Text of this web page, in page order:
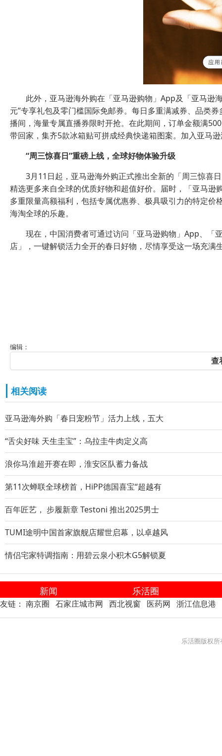
此外，亚马逊海外购在「亚马逊购物」App及「亚马逊
元”专享礼包及零门槛国际免邮券。每日多重满减券、品类
播间，海量专属直播券限时开抢。在此期间，订单金额满
带回家，集齐5款冰箱贴可拼成经典快递箱图案。加入亚马
“周三惊喜日”重磅上线， 全球好物体验升级
3月11日起，亚马逊海外购正式推出全新的「周三惊喜
精选更多来自全球的优质好物和超值好价。届时，「亚马
多重限量高额福利，包括专属优惠券、极具吸引力的特定
海淘全球的乐趣。
现在，中国消费者可通过访问「亚马逊购物」App、「
店」，一键解锁活力全开的春日好物，尽情享受这一场充满
编辑：
查
相关阅读
亚马逊海外购「春日宠粉节」活力上线，五大
“舌尖好味 天生圭宝”：乌拉圭牛肉定义高
浪你马淮超开赛在即，淮安区队蓄力备战
第11次蝉联全球榜首，HiPP德国喜宝“超越有
百年匠艺， 步履新章 Testoni 推出2025男士
TUMI途明中国首家旗舰店耀世启幕，以卓越风
情侣宅家特调指南：用碧云泉小积木G5解锁夏
新闻 乐活圈
友链： 南京圈 石家庄城市网 西北视窗 医药网 浙江信息港
乐活圈版权